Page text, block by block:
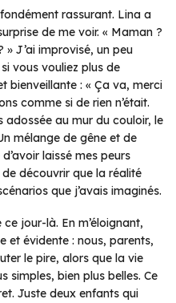
rassurant. Lina a
de me voir. « Maman ?
» J’ai improvisé, un peu
vous vouliez plus de
bienveillante : « Ça va, merci
comme si de rien n’était.
adossée au mur du couloir, le
mélange de gêne et de
laissé mes peurs
découvrir que la réalité
que j’avais imaginés.
jour-là. En m’éloignant,
et évidente : nous, parents,
le pire, alors que la vie
simples, bien plus belles. Ce
Juste deux enfants qui